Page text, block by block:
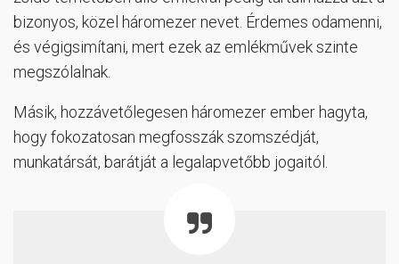
bizonyos, közel háromezer nevet. Érdemes odamenni,
és végigsimítani, mert ezek az emlékművek szinte
megszólalnak.
Másik, hozzávetőlegesen háromezer ember hagyta,
hogy fokozatosan megfosszák szomszédját,
munkatársát, barátját a legalapvetőbb jogaitól.